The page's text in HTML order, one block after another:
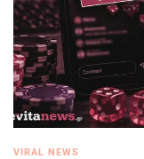
VIRAL NEWS